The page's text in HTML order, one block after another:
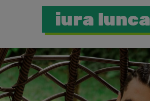
iura